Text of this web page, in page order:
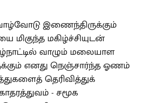
இணைந்திருக்கும்
மகிழ்ச்சியுடன்
வாழும் மலையாள
எனது நெஞ்சார்ந்த ஓணம்
தெரிவித்துக்
- சமூக